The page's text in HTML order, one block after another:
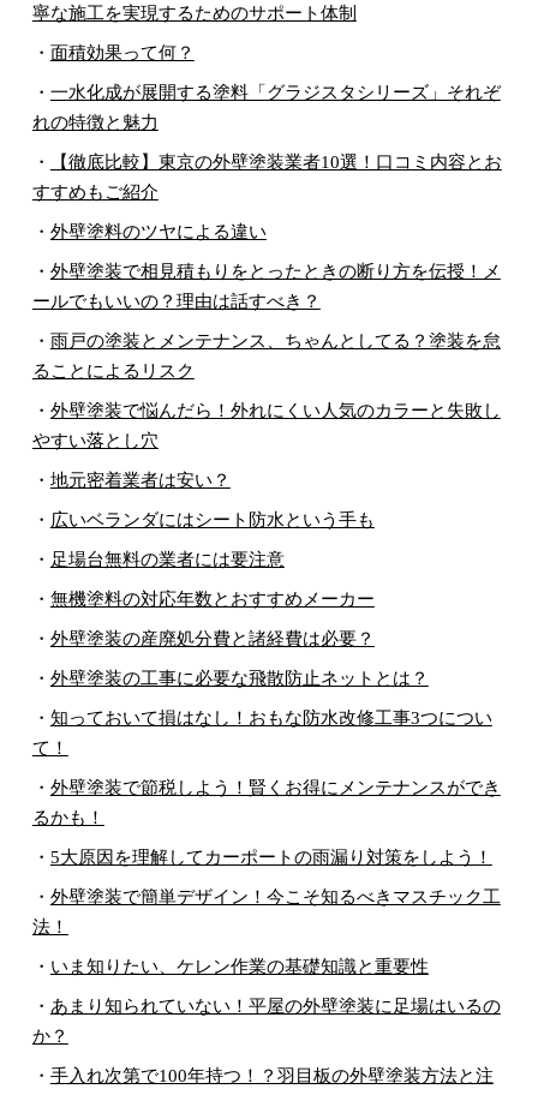
寧な施工を実現するためのサポート体制
・ 面積効果って何？
・ 一水化成が展開する塗料「グラジスタシリーズ」それぞ
れの特徴と魅力
・
【徹底比較】東京の外壁塗装業者10選！口コミ内容とお
すすめもご紹介
・ 外壁塗料のツヤによる違い
・ 外壁塗装で相見積もりをとったときの断り方を伝授！メ
ールでもいいの？理由は話すべき？
・ 雨戸の塗装とメンテナンス、ちゃんとしてる？塗装を怠
ることによるリスク
・ 外壁塗装で悩んだら！外れにくい人気のカラーと失敗し
やすい落とし穴
・ 地元密着業者は安い？
・ 広いベランダにはシート防水という手も
・ 足場台無料の業者には要注意
・ 無機塗料の対応年数とおすすめメーカー
・ 外壁塗装の産廃処分費と諸経費は必要？
・ 外壁塗装の工事に必要な飛散防止ネットとは？
・ 知っておいて損はなし！おもな防水改修工事3つについ
て！
・ 外壁塗装で節税しよう！賢くお得にメンテナンスができ
るかも！
・ 5大原因を理解してカーポートの雨漏り対策をしよう！
・ 外壁塗装で簡単デザイン！今こそ知るべきマスチック工
法！
・ いま知りたい、ケレン作業の基礎知識と重要性
・ あまり知られていない！平屋の外壁塗装に足場はいるの
か？
・ 手入れ次第で100年持つ！？羽目板の外壁塗装方法と注